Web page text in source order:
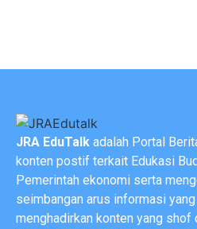
JRA EduTalk adalah Portal
konten postif terkait Edukasi
Pemerintah ekonomi serta
seimbangan arus informasi
menghadirkan konten yang shof